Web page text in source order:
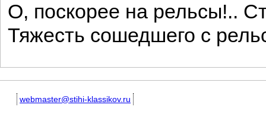
О, поскорее на рельсы!..
Тяжесть сошедшего с
webmaster@stihi-klassikov.ru